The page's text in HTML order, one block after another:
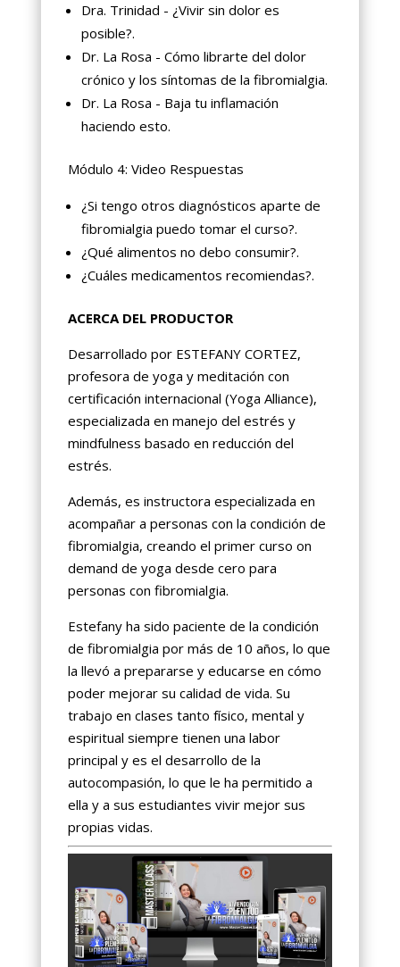
Dra. Trinidad - ¿Vivir sin dolor es
posible?.
Dr. La Rosa - Cómo librarte del dolor
crónico y los síntomas de la fibromialgia.
Dr. La Rosa - Baja tu inflamación
haciendo esto.
Módulo 4: Video Respuestas
¿Si tengo otros diagnósticos aparte de
fibromialgia puedo tomar el curso?.
¿Qué alimentos no debo consumir?.
¿Cuáles medicamentos recomiendas?.
ACERCA DEL PRODUCTOR
Desarrollado por ESTEFANY CORTEZ,
profesora de yoga y meditación con
certificación internacional (Yoga Alliance),
especializada en manejo del estrés y
mindfulness basado en reducción del
estrés.
Además, es instructora especializada en
acompañar a personas con la condición de
fibromialgia, creando el primer curso on
demand de yoga desde cero para
personas con fibromialgia.
Estefany ha sido paciente de la condición
de fibromialgia por más de 10 años, lo que
la llevó a prepararse y educarse en cómo
poder mejorar su calidad de vida. Su
trabajo en clases tanto físico, mental y
espiritual siempre tienen una labor
principal y es el desarrollo de la
autocompasión, lo que le ha permitido a
ella y a sus estudiantes vivir mejor sus
propias vidas.